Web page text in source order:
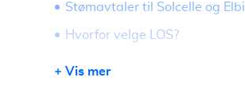
Stømavtaler til Solcelle og Elbil
Hvorfor velge LOS?
Vis mer